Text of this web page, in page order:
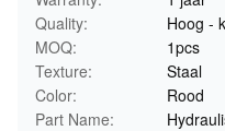
Quality:
Hoog -
MOQ:
1pcs
Texture:
Staal
Color:
Rood
Part Name: